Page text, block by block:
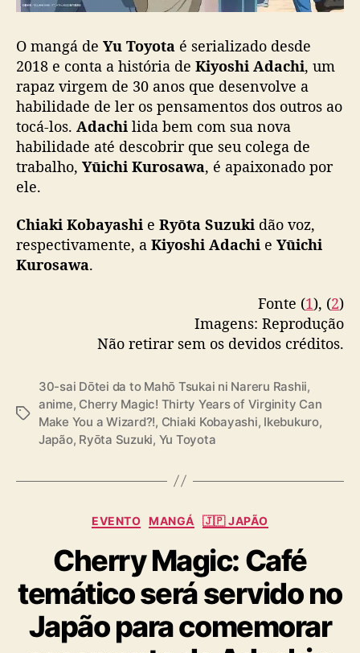
O mangá de Yu Toyota é serializado desde
2018 e conta a história de Kiyoshi Adachi, um
rapaz virgem de 30 anos que desenvolve a
habilidade de ler os pensamentos dos outros ao
tocá-los. Adachi lida bem com sua nova
habilidade até descobrir que seu colega de
trabalho, Yūichi Kurosawa, é apaixonado por
ele.
Chiaki Kobayashi e Ryōta Suzuki dão voz,
respectivamente, a Kiyoshi Adachi e Yūichi
Kurosawa.
Fonte (1), (2)
Imagens: Reprodução
Não retirar sem os devidos créditos.
T
30-sai Dōtei da to Mahō Tsukai ni Nareru Rashii,
anime, Cherry Magic! Thirty Years of Virginity Can
Make You a Wizard?!, Chiaki Kobayashi, Ikebukuro,
Japão, Ryōta Suzuki, Yu Toyota
C
t
e
g
o
r
i
EVENTO MANGÁ 🇯🇵 JAPÃO
Cherry Magic: Café
temático será servido no
Japão para comemorar